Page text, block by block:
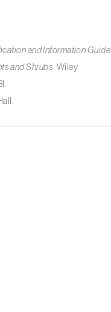
and Information Guide
and Shrubs . Wiley.